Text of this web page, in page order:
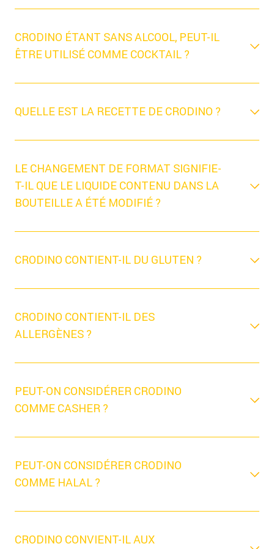
CRODINO ÉTANT SANS ALCOOL, PEUT-IL
ÊTRE UTILISÉ COMME COCKTAIL ?
QUELLE EST LA RECETTE DE CRODINO ?
LE CHANGEMENT DE FORMAT SIGNIFIE-
T-IL QUE LE LIQUIDE CONTENU DANS LA
BOUTEILLE A ÉTÉ MODIFIÉ ?
CRODINO CONTIENT-IL DU GLUTEN ?
CRODINO CONTIENT-IL DES
ALLERGÈNES ?
PEUT-ON CONSIDÉRER CRODINO
COMME CASHER ?
PEUT-ON CONSIDÉRER CRODINO
COMME HALAL ?
CRODINO CONVIENT-IL AUX